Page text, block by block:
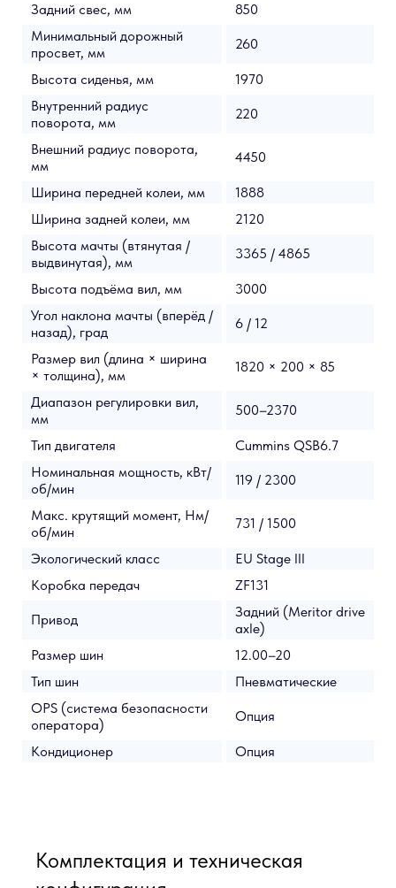
Задний свес, мм
850
Минимальный дорожный
просвет, мм
260
Высота сиденья, мм
1970
Внутренний радиус
поворота, мм
220
Внешний радиус поворота,
мм
4450
Ширина передней колеи, мм
1888
Ширина задней колеи, мм
2120
Высота мачты (втянутая /
выдвинутая), мм
3365 / 4865
Высота подъёма вил, мм
3000
Угол наклона мачты (вперёд /
назад), град
6 / 12
Размер вил (длина × ширина
× толщина), мм
1820 × 200 × 85
Диапазон регулировки вил,
мм
500–2370
Тип двигателя
Cummins QSB6.7
Номинальная мощность, кВт/
об/мин
119 / 2300
Макс. крутящий момент, Нм/
об/мин
731 / 1500
Экологический класс
EU Stage III
Коробка передач
ZF131
Привод
Задний (Meritor drive
axle)
Размер шин
12.00–20
Тип шин
Пневматические
OPS (система безопасности
оператора)
Опция
Кондиционер Опция
Комплектация и техническая